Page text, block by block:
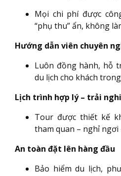
Mọi chi phí được
“phụ thu” ẩn, không
Hướng dẫn viên chuyên
Luôn đồng hành, hỗ
du lịch cho khách
Lịch trình hợp lý – trải
Tour được thiết kế
tham quan – nghỉ ngơi
An toàn đặt lên hàng đầu
Bảo hiểm du lịch,